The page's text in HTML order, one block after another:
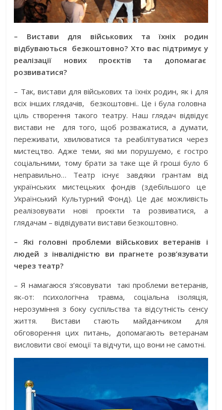
– Вистави для військових та їхніх родин
відбуваються безкоштовно? Хто вас підтримує у
реалізації нових проєктів та допомагає
розвиватися?
– Так, вистави для військових та їхніх родин, як і для
всіх інших глядачів,
безкоштовні.. Це і була головна
ціль створення такого театру. Наш глядач відвідує
вистави не
для того, щоб розважатися, а думати,
переживати, хвилюватися та реабілітуватися через
мистецтво. Адже теми, які ми порушуємо, є гостро
соціальними, тому брати за таке ще й гроші було б
неправильно… Театр існує завдяки грантам від
українських мистецьких фондів (здебільшого це
Український Культурний Фонд). Це дає можливість
реалізовувати нові проєкти та розвиватися, а
глядачам – відвідувати вистави безкоштовно.
– Які головні проблеми військових ветеранів і
людей з інвалідністю ви прагнете розв’язувати
через театр?
– Я намагаюся з’ясовувати
такі проблеми ветеранів,
як-от: психологічна травма, соціальна ізоляція,
нерозуміння з боку суспільства та відсутність сенсу
життя. Вистави стають майданчиком для
обговорення цих питань, допомагають ветеранам
висловити свої емоції та відчути, що вони не самотні.